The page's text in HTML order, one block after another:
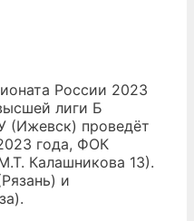
России 2023
лиги Б
(Ижевск) проведёт
года, ФОК
Калашникова 13).
и